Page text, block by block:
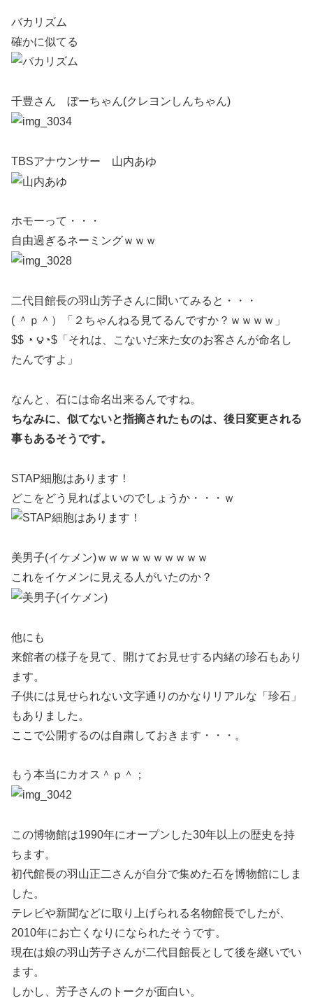
バカリズム
確かに似てる
千豊さん ぼーちゃん(クレヨンしんちゃん)
TBSアナウンサー 山内あゆ
ホモーって・・・
自由過ぎるネーミングｗｗｗ
二代目館長の羽山芳子さんに聞いてみると・・・
( ＾ｐ＾）「２ちゃんねる見てるんですか？ｗｗｗｗ」
$$ ◔ ౪◔$「それは、こないだ来た女のお客さんが命名し
たんですよ」
なんと、石には命名出来るんですね。
ちなみに、似てないと指摘されたものは、後日変更される
事もあるそうです。
STAP細胞はあります！
どこをどう見ればよいのでしょうか・・・ｗ
美男子(イケメン)ｗｗｗｗｗｗｗｗｗｗ
これをイケメンに見える人がいたのか？
他にも
来館者の様子を見て、開けてお見せする内緒の珍石もあり
ます。
子供には見せられない文字通りのかなりリアルな「珍石」
もありました。
ここで公開するのは自粛しておきます・・・。
もう本当にカオス＾ｐ＾；
この博物館は1990年にオープンした30年以上の歴史を持
ちます。
初代館長の羽山正二さんが自分で集めた石を博物館にしま
した。
テレビや新聞などに取り上げられる名物館長でしたが、
2010年にお亡くなりになられたそうです。
現在は娘の羽山芳子さんが二代目館長として後を継いでい
ます。
しかし、芳子さんのトークが面白い。